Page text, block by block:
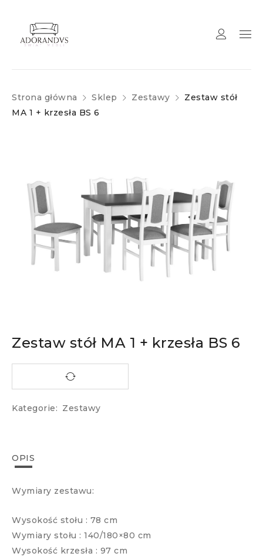
Strona główna Sklep Zestawy
Zestaw stół
MA 1 + krzesła BS 6
Zestaw stół MA 1 + krzesła BS 6
Kategorie: Zestawy
OPIS
Wymiary zestawu:
Wysokość stołu : 78 cm
Wymiary stołu : 140/180×80 cm
Wysokość krzesła : 97 cm